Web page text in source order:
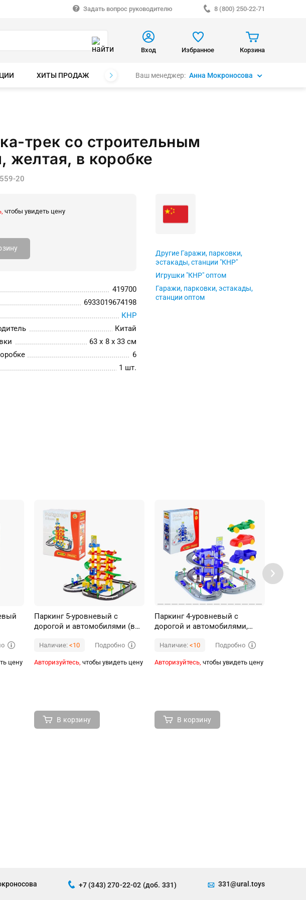
Задать вопрос руководителю 8 (800) 250-22-71
Вход Избранное Корзина
ХИТЫ ПРОДАЖ БРЕНДЫВаш менеджер: Анна Мокроносова
трек со строительным
желтая, в коробке
20
чтобы увидеть цену
419700
6933019674198
КНР
Китай
63 x 8 x 33 см
6
1 шт.
Другие Гаражи, парковки,
эстакады, станции "КНР"
Игрушки "КНР" оптом
Гаражи, парковки, эстакады,
станции оптом
цену
Паркинг 5-уровневый с
дорогой и автомобилями (в
Наличие: <10 Подробно
Авторизуйтесь, чтобы увидеть цену
В корзину
Паркинг 4-уровневый с
дорогой и автомобилями,
Наличие: <10 Подробно
Авторизуйтесь, чтобы увидеть цену
В корзину
+7 (343) 270-22-02 (доб. 331) 331@ural.toys